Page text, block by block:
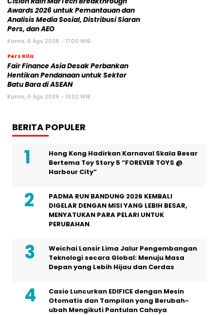
Awards 2026 untuk Pemantauan dan
Analisis Media Sosial, Distribusi Siaran
Pers, dan AEO
Kamis, 6 Agu 2026 - 17:00 WIB
Pers Rilis
Fair Finance Asia Desak Perbankan
Hentikan Pendanaan untuk Sektor
Batu Bara di ASEAN
Kamis, 6 Agu 2026 - 13:02 WIB
BERITA POPULER
Hong Kong Hadirkan Karnaval Skala Besar
Bertema Toy Story 5 “FOREVER TOYS @
Harbour City”
PADMA RUN BANDUNG 2026 KEMBALI
DIGELAR DENGAN MISI YANG LEBIH BESAR,
MENYATUKAN PARA PELARI UNTUK
PERUBAHAN
Weichai Lansir Lima Jalur Pengembangan
Teknologi secara Global: Menuju Masa
Depan yang Lebih Hijau dan Cerdas
Casio Luncurkan EDIFICE dengan Mesin
Otomatis dan Tampilan yang Berubah-
ubah Mengikuti Pantulan Cahaya